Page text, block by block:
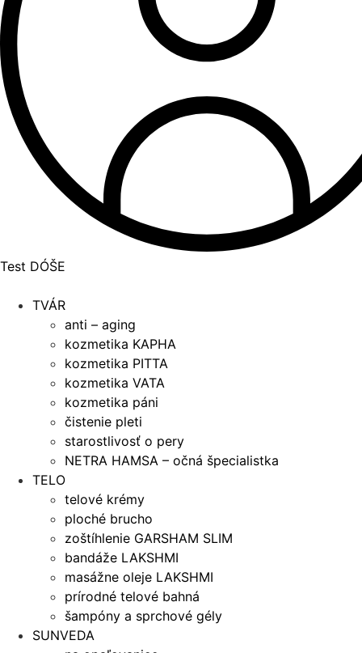
Test DÓŠE
TVÁR
anti – aging
kozmetika KAPHA
kozmetika PITTA
kozmetika VATA
kozmetika páni
čistenie pleti
starostlivosť o pery
NETRA HAMSA – očná špecialistka
TELO
telové krémy
ploché brucho
zoštíhlenie GARSHAM SLIM
bandáže LAKSHMI
masážne oleje LAKSHMI
prírodné telové bahná
šampóny a sprchové gély
SUNVEDA